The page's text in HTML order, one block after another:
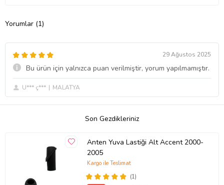
Yorumlar (1)
29 Ağustos 2025
Bu ürün için yalnızca puan verilmiştir, yorum yapılmamıştır.
U*** ç*** MALATYA
Son Gezdikleriniz
Anten Yuva Lastiği Alt Accent 2000-
2005
(1)
Kargo ile Teslimat